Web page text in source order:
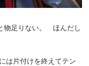
物足りない。 ほんだし
は片付けを終えてテン